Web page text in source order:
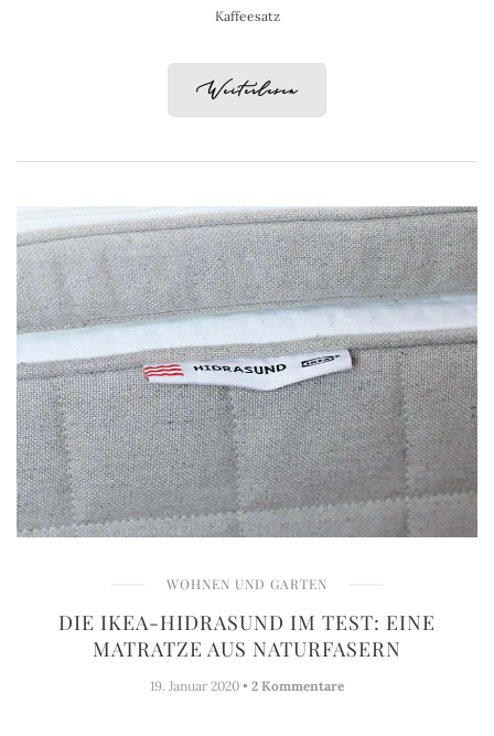
Kaffeesatz
Weiterlesen
WOHNEN UND GARTEN
DIE IKEA-HIDRASUND IM TEST: EINE
MATRATZE AUS NATURFASERN
19. Januar 2020 • 2 Kommentare